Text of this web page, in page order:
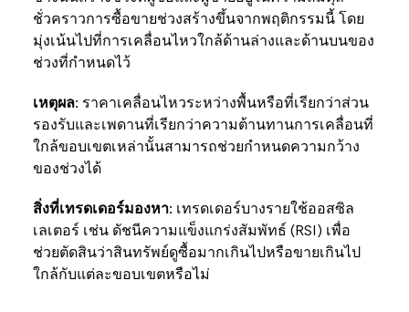
ชั่วคราวการซื้อขายช่วงสร้างขึ้นจากพฤติกรรมนี้ โดย
มุ่งเน้นไปที่การเคลื่อนไหวใกล้ด้านล่างและด้านบนของ
ช่วงที่กำหนดไว้
เหตุผล: ราคาเคลื่อนไหวระหว่างพื้นหรือที่เรียกว่าส่วน
รองรับและเพดานที่เรียกว่าความต้านทานการเคลื่อนที่
ใกล้ขอบเขตเหล่านั้นสามารถช่วยกำหนดความกว้าง
ของช่วงได้
สิ่งที่เทรดเดอร์มองหา: เทรดเดอร์บางรายใช้ออสซิล
เลเตอร์ เช่น ดัชนีความแข็งแกร่งสัมพัทธ์ (RSI) เพื่อ
ช่วยตัดสินว่าสินทรัพย์ดูซื้อมากเกินไปหรือขายเกินไป
ใกล้กับแต่ละขอบเขตหรือไม่